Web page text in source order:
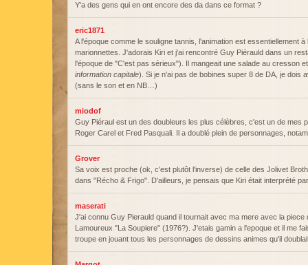
Y'a des gens qui en ont encore des da dans ce format ?
eric1871
A l'époque comme le souligne tannis, l'animation est essentiellement à
marionnettes. J'adorais Kiri et j'ai rencontré Guy Piérauld dans un
l'époque de "C'est pas sérieux"). Il mangeait une salade au cresson
information capitale). Si je n'ai pas de bobines super 8 de DA, je dois
(sans le son et en NB…)
miodof
Guy Piéraul est un des doubleurs les plus célèbres, c'est un de mes
Roger Carel et Fred Pasquali. Il a doublé plein de personnages,
Grover
Sa voix est proche (ok, c'est plutôt l'inverse) de celle des Jolivet
dans "Récho & Frigo". D'ailleurs, je pensais que Kiri était interprété
maserati
J'ai connu Guy Pierauld quand il tournait avec ma mere avec la piece
Lamoureux "La Soupiere" (1976?). J'etais gamin a l'epoque et il me
troupe en jouant tous les personnages de dessins animes qu'il